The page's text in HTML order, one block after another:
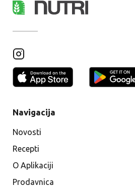
Navigacija
Novosti
Recepti
O Aplikaciji
Prodavnica